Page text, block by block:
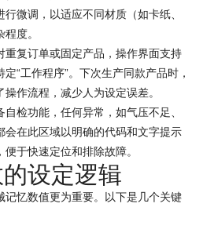
微调，以适应不同材质（如卡纸、
度。
重复订单或固定产品，操作界面支持
“工作程序”。下次生产同款产品时，
作流程，减少人为设定误差。
自检功能，任何异常，如气压不足、
会在此区域以明确的代码和文字提示
于快速定位和排除故障。
设定逻辑
记忆数值更为重要。以下是几个关键